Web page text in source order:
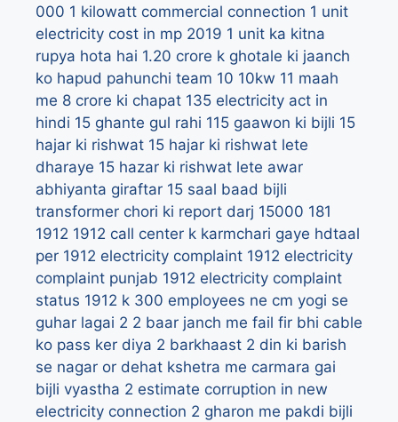
000 1 kilowatt commercial connection 1 unit
electricity cost in mp 2019 1 unit ka kitna
rupya hota hai 1.20 crore k ghotale ki jaanch
ko hapud pahunchi team 10 10kw 11 maah
me 8 crore ki chapat 135 electricity act in
hindi 15 ghante gul rahi 115 gaawon ki bijli 15
hajar ki rishwat 15 hajar ki rishwat lete
dharaye 15 hazar ki rishwat lete awar
abhiyanta giraftar 15 saal baad bijli
transformer chori ki report darj 15000 181
1912 1912 call center k karmchari gaye hdtaal
per 1912 electricity complaint 1912 electricity
complaint punjab 1912 electricity complaint
status 1912 k 300 employees ne cm yogi se
guhar lagai 2 2 baar janch me fail fir bhi cable
ko pass ker diya 2 barkhaast 2 din ki barish
se nagar or dehat kshetra me carmara gai
bijli vyastha 2 estimate corruption in new
electricity connection 2 gharon me pakdi bijli